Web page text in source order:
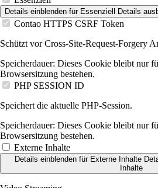
Details einblenden für Essenziell Details
Contao HTTPS CSRF Token
Schützt vor Cross-Site-Request-Forgery
Speicherdauer: Dieses Cookie bleibt nur
Browsersitzung bestehen.
PHP SESSION ID
Speichert die aktuelle PHP-Session.
Speicherdauer: Dieses Cookie bleibt nur
Browsersitzung bestehen.
Externe Inhalte
Details einblendenfür Externe Inhalte
Inhalte